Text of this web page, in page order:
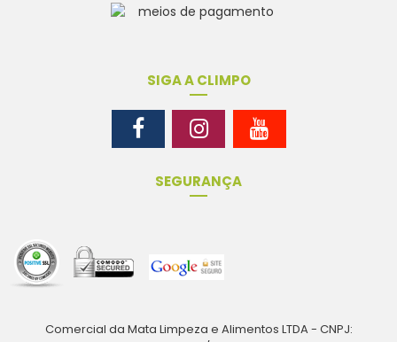
SIGA A CLIMPO
SEGURANÇA
Comercial da Mata Limpeza e Alimentos LTDA - CNPJ: